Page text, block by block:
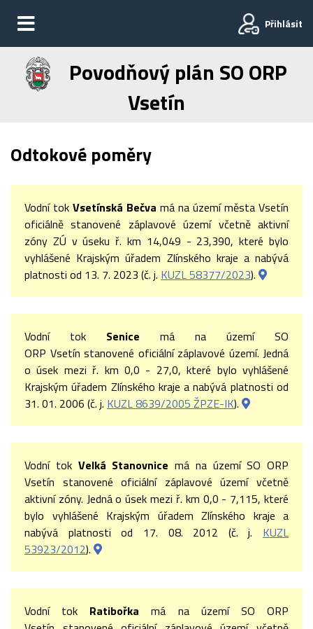
Přihlásit
Povodňový plán SO ORP
Vsetín
Odtokové poměry
Vodní tok Vsetínská Bečva má na území města Vsetín
oficiálně stanovené záplavové území včetně aktivní
zóny ZÚ v úseku ř. km 14,049 - 23,390, které bylo
vyhlášené Krajským úřadem Zlínského kraje a nabývá
platnosti od 13. 7. 2023 (č. j. KUZL 58377/2023).
Vodní tok Senice má na území SO
ORP Vsetín stanovené oficiální záplavové území. Jedná
o úsek mezi ř. km 0,0 - 27,0, které bylo vyhlášené
Krajským úřadem Zlínského kraje a nabývá platnosti od
31. 01. 2006 (č. j. KUZL 8639/2005 ŽPZE-IK).
Vodní tok Velká Stanovnice má na území SO ORP
Vsetín stanovené oficiální záplavové území včetně
aktivní zóny. Jedná o úsek mezi ř. km 0,0 - 7,115, které
bylo vyhlášené Krajským úřadem Zlínského kraje a
nabývá platnosti od 17. 08. 2012 (č. j. KUZL
53923/2012).
Vodní tok Ratibořka má na území SO ORP